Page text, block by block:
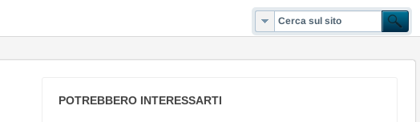
POTREBBERO INTERESSARTI